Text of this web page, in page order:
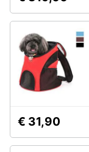
€ 31,90